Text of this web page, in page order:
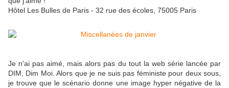
Hôtel Les Bulles de Paris - 32 rue des écoles, 75005 Paris
Je n'ai pas aimé, mais alors pas du tout la web série lancée par
DIM, Dim Moi. Alors que je ne suis pas féministe pour deux sous,
je trouve que le scénario donne une image hyper négative de la